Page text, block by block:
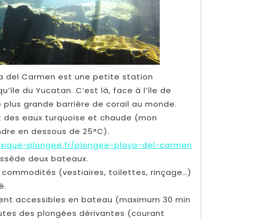
del Carmen est une petite station
du Yucatan. C’est là, face à l’île de
plus grande barrière de corail au monde.
eaux turquoise et chaude (mon
en dessous de 25°C).
plongee.fr/plongee-playa-del-carmen
deux bateaux.
(vestiaires, toilettes, rinçage…)
accessibles en bateau (maximum 30 min
des plongées dérivantes (courant